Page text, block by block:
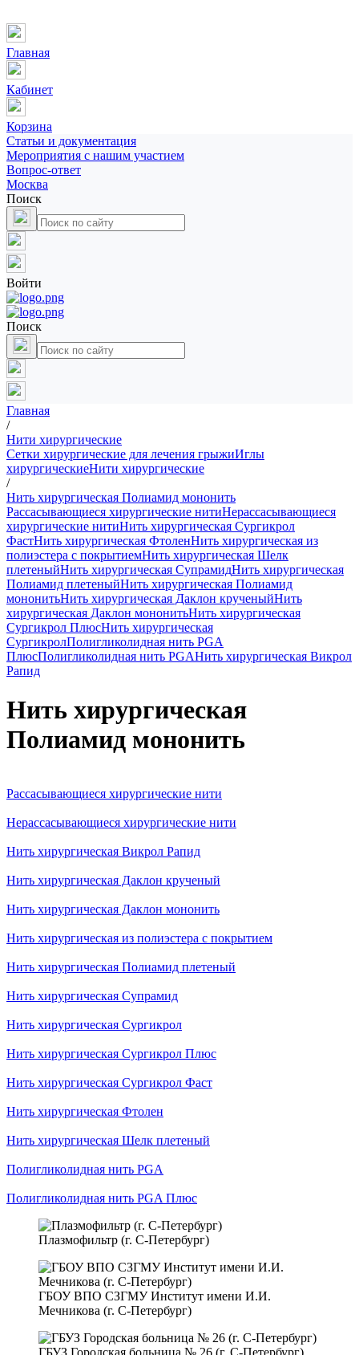
Главная
Кабинет
Корзина
Статьи и документация
Мероприятия с нашим участием
Вопрос-ответ
Москва
Поиск
Войти
Поиск
Главная
/
Нити хирургические
Сетки хирургические для лечения грыжиИглы
хирургическиеНити хирургические
/
Нить хирургическая Полиамид мононить
Рассасывающиеся хирургические нитиНерассасывающиеся
хирургические нитиНить хирургическая Сургикрол
ФастНить хирургическая ФтоленНить хирургическая из
полиэстера с покрытиемНить хирургическая Шелк
плетеныйНить хирургическая СупрамидНить хирургическая
Полиамид плетеныйНить хирургическая Полиамид
мононитьНить хирургическая Даклон крученыйНить
хирургическая Даклон мононитьНить хирургическая
Сургикрол ПлюсНить хирургическая
СургикролПолигликолидная нить PGA
ПлюсПолигликолидная нить PGAНить хирургическая Викрол
Рапид
Нить хирургическая
Полиамид мононить
Рассасывающиеся хирургические нити
Нерассасывающиеся хирургические нити
Нить хирургическая Викрол Рапид
Нить хирургическая Даклон крученый
Нить хирургическая Даклон мононить
Нить хирургическая из полиэстера с покрытием
Нить хирургическая Полиамид плетеный
Нить хирургическая Супрамид
Нить хирургическая Сургикрол
Нить хирургическая Сургикрол Плюс
Нить хирургическая Сургикрол Фаст
Нить хирургическая Фтолен
Нить хирургическая Шелк плетеный
Полигликолидная нить PGA
Полигликолидная нить PGA Плюс
Плазмофильтр (г. С-Петербург)
ГБОУ ВПО СЗГМУ Институт имени И.И.
Мечникова (г. С-Петербург)
ГБУЗ Городская больница № 26 (г. С-Петербург)